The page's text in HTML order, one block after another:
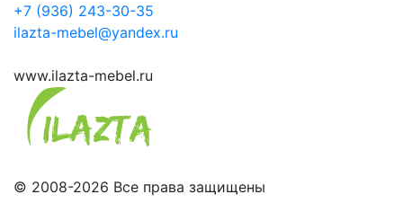
+7 (936) 243-30-35
ilazta-mebel@yandex.ru
www.ilazta-mebel.ru
© 2008-2026 Все права защищены